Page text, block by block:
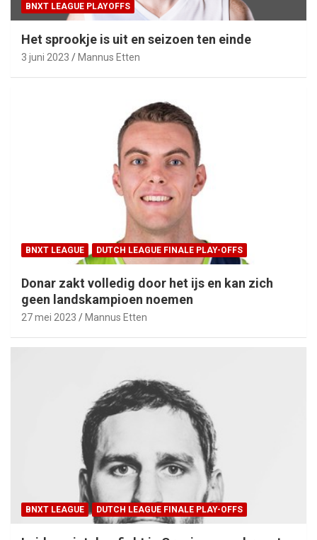
BNXT LEAGUE PLAYOFFS
Het sprookje is uit en seizoen ten einde
3 juni 2023 Mannus Etten
BNXT LEAGUE DUTCH LEAGUE FINALE PLAY-OFFS
Donar zakt volledig door het ijs en kan zich
geen landskampioen noemen
27 mei 2023 Mannus Etten
BNXT LEAGUE DUTCH LEAGUE FINALE PLAY-OFFS